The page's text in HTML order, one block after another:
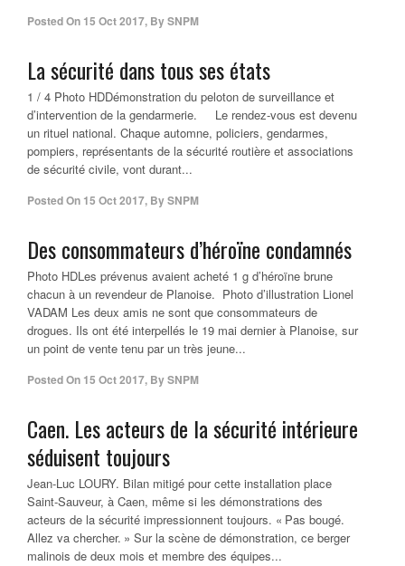
Posted On 15 Oct 2017, BySNPM
La sécurité dans tous ses états
1 / 4 Photo HDDémonstration du peloton de surveillance et
d’intervention de la gendarmerie. Le rendez-vous est devenu
un rituel national. Chaque automne, policiers, gendarmes,
pompiers, représentants de la sécurité routière et associations
de sécurité civile, vont durant...
Posted On 15 Oct 2017, BySNPM
Des consommateurs d’héroïne condamnés
Photo HDLes prévenus avaient acheté 1 g d’héroïne brune
chacun à un revendeur de Planoise. Photo d’illustration Lionel
VADAM Les deux amis ne sont que consommateurs de
drogues. Ils ont été interpellés le 19 mai dernier à Planoise, sur
un point de vente tenu par un très jeune...
Posted On 15 Oct 2017, BySNPM
Caen. Les acteurs de la sécurité intérieure
séduisent toujours
Jean-Luc LOURY. Bilan mitigé pour cette installation place
Saint-Sauveur, à Caen, même si les démonstrations des
acteurs de la sécurité impressionnent toujours. « Pas bougé.
Allez va chercher. » Sur la scène de démonstration, ce berger
malinois de deux mois et membre des équipes...